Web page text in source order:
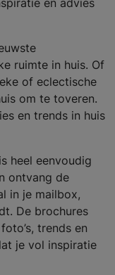
ruimte in huis. Of
of eclectische
om te toveren.
en trends in huis
heel eenvoudig
ontvang de
in je mailbox,
De brochures
trends en
je vol inspiratie